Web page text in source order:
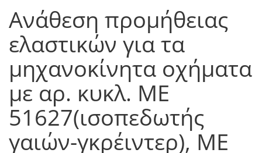
Ανάθεση προμήθειας
ελαστικών για τα
μηχανοκίνητα οχήματα
με αρ. κυκλ. ΜΕ
51627(ισοπεδωτής
γαιών-γκρέιντερ), ΜΕ